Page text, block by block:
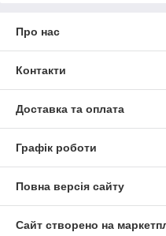
Про нас
Контакти
Доставка та оплата
Графік роботи
Повна версія сайту
Сайт створено на